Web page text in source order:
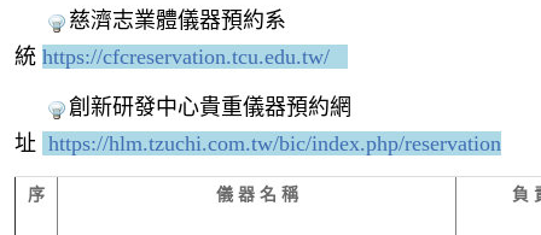
慈濟志業體儀器預約系
統 https://cfcreservation.tcu.edu.tw/
創新研發中心貴重儀器預約網
址 https://hlm.tzuchi.com.tw/bic/index.php/reservation
序 儀 器 名 稱 負